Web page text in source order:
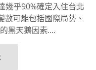
幾乎90%確定入住台北
可能包括國際局勢、
黑天鵝因素....